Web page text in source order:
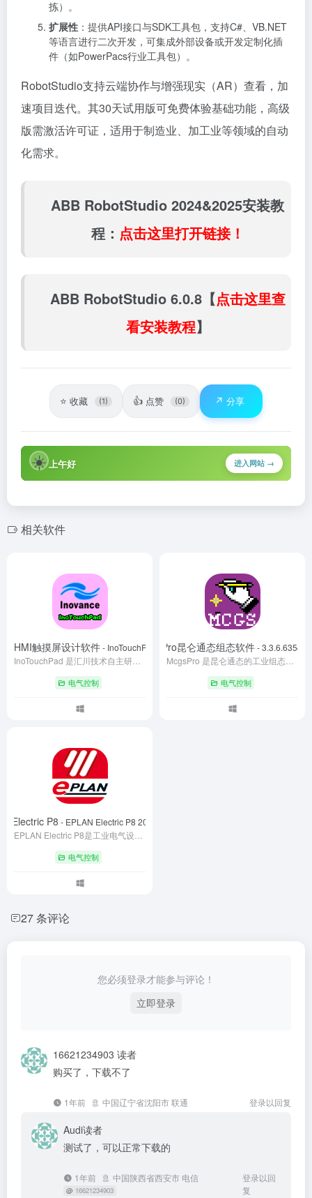
拣）。
扩展性 ：提供API接口与SDK工具包，支持C#、VB.NET
等语言进行二次开发，可集成外部设备或开发定制化插
件（如PowerPacs行业工具包）。
RobotStudio支持云端协作与增强现实（AR）查看，加
速项目迭代。其30天试用版可免费体验基础功能，高级
版需激活许可证，适用于制造业、加工业等领域的自动
化需求。
ABB RobotStudio 2024&2025安装教
程： 点击这里打开链接！
ABB RobotStudio 6.0.8【点击这里查
看安装教程】
⭐ 收藏 (1) 👍 点赞 (0) ↗️ 分享
☀️ 上午好 进入网站 →
相关软件
川HMI触摸屏设计软件- InoTouchPad Setup-V1R5C00S
电气控制
McgsPro昆仑通态组态软件- 3.3.6.6354
电气控制
Electric P8 - EPLAN Electric P8 2024(64bit)
电气控制
27 条评论
您必须登录才能参与评论！
立即登录
16621234903 读者
购买了，下载不了
1年前 中国辽宁省沈阳市 联通 登录以回复
Audi读者
测试了，可以正常下载的
1年前 中国陕西省西安市 电信
@ 16621234903
登录以回
复